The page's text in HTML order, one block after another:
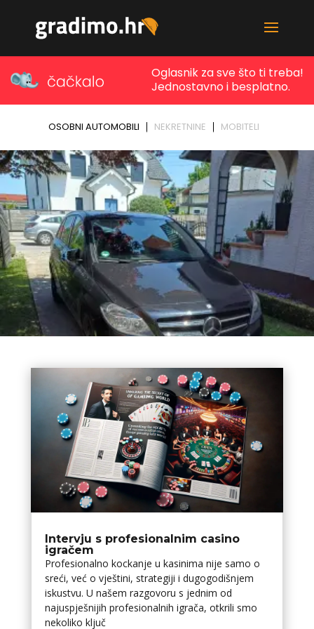
Intervju s profesionalnim casino
igračem
Profesionalno kockanje u kasinima nije samo o
sreći, već o vještini, strategiji i dugogodišnjem
iskustvu. U našem razgovoru s jednim od
najuspješnijih profesionalnih igrača, otkrili smo
nekoliko ključ